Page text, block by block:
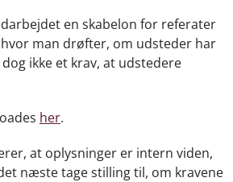
en skabelon for referater
man drøfter, om udsteder har
ikke et krav, at udstedere
her.
at oplysninger er intern viden,
næste tage stilling til, om kravene